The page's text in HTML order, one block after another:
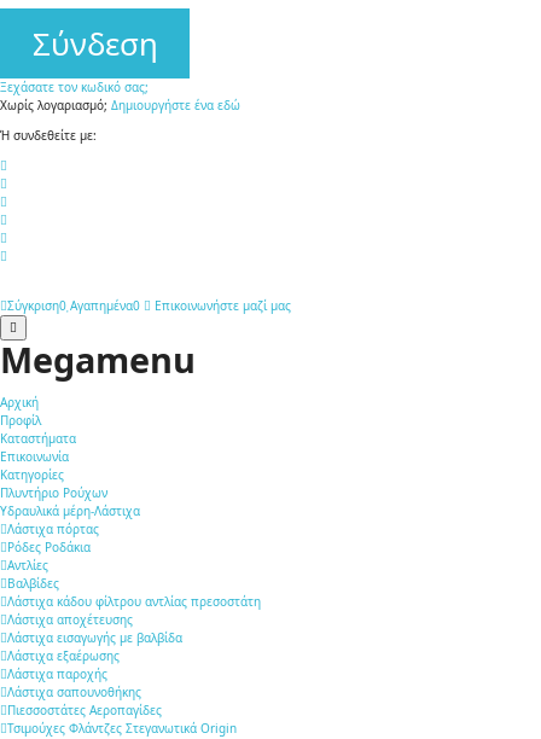
controll
Σύνδεση
Ξεχάσατε τον κωδικό σας;
Χωρίς λογαριασμό; Δημιουργήστε ένα εδώ
Ή συνδεθείτε με:
Σύγκριση0 Αγαπημένα0 Επικοινωνήστε μαζί μας
Megamenu
Αρχική
Προφίλ
Καταστήματα
Επικοινωνία
Κατηγορίες
Πλυντήριο Ρούχων
Υδραυλικά μέρη-Λάστιχα
Λάστιχα πόρτας
Ρόδες Ροδάκια
Αντλίες
Βαλβίδες
Λάστιχα κάδου φίλτρου αντλίας πρεσοστάτη
Λάστιχα αποχέτευσης
Λάστιχα εισαγωγής με βαλβίδα
Λάστιχα εξαέρωσης
Λάστιχα παροχής
Λάστιχα σαπουνοθήκης
Πιεσσοστάτες Αεροπαγίδες
Τσιμούχες Φλάντζες Στεγανωτικά Origin